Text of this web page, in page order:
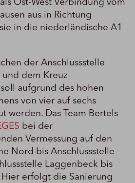
Ost-West Verbindung vom
aus in Richtung
in die niederländische A1
der Anschlussstelle
und dem Kreuz
aufgrund des hohen
von vier auf sechs
werden. Das Team Bertels
bei der
Vermessung auf den
Nord bis Anschlussstelle
Laggenbeck bis
erfolgt die Sanierung